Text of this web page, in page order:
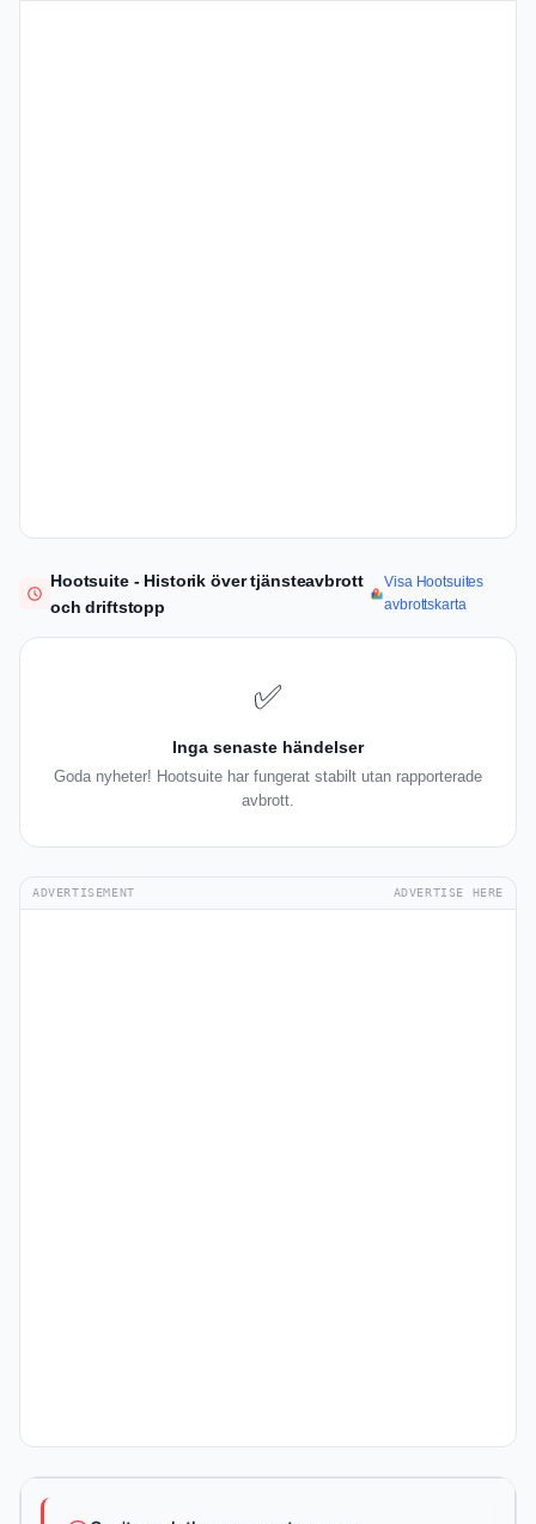
Hootsuite - Historik över tjänsteavbrott
och driftstopp
Visa Hootsuites
avbrottskarta
✅
Inga senaste händelser
Goda nyheter! Hootsuite har fungerat stabilt utan rapporterade
avbrott.
ADVERTISEMENT ADVERTISE HERE